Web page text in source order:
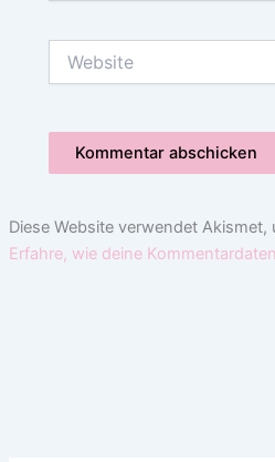
Diese Website verwendet Akismet,
Erfahre, wie deine